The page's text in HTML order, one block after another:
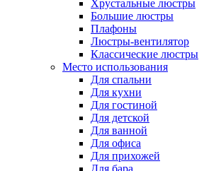
Хрустальные люстры
Большие люстры
Плафоны
Люстры-вентилятор
Классические люстры
Место использования
Для спальни
Для кухни
Для гостиной
Для детской
Для ванной
Для офиса
Для прихожей
Для бара